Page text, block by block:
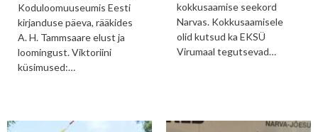
Koduloomuuseumis Eesti
kirjanduse päeva, rääkides
A. H. Tammsaare elust ja
loomingust. Viktoriini
küsimused:…
kokkusaamise seekord
Narvas. Kokkusaamisele
olid kutsud ka EKSÜ
Virumaal tegutsevad…